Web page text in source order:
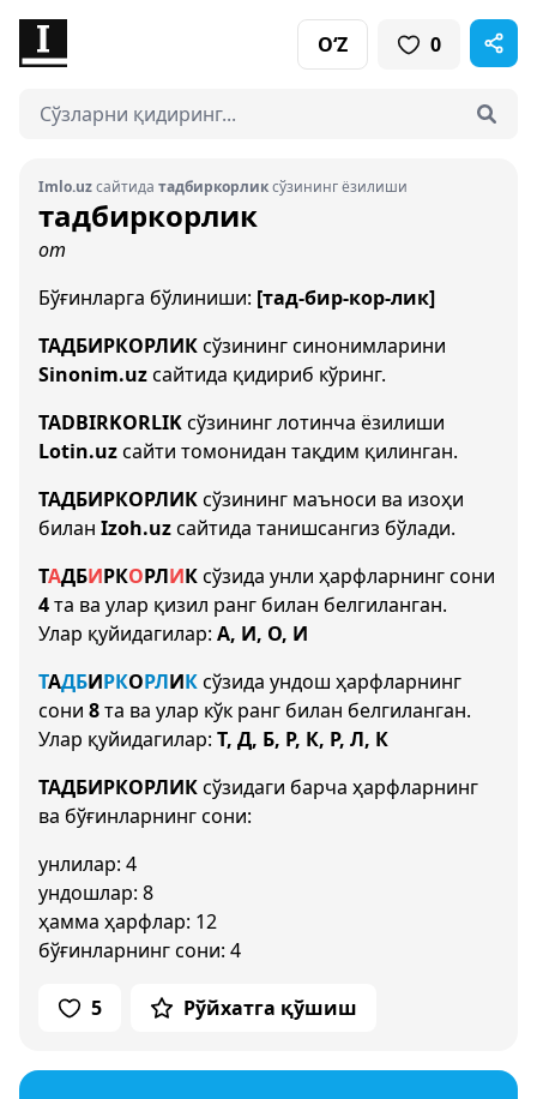
O‘Z 0
Imlo.uzсайтида тадбиркорликсўзининг ёзилиши
тадбиркорлик
от
Бўғинларга бўлиниши: [тад-бир-кор-лик]
ТАДБИРКОРЛИКсўзининг синонимларини
Sinonim.uzсайтида қидириб кўринг.
TADBIRKORLIKсўзининг лотинча ёзилиши
Lotin.uzсайти томонидан тақдим қилинган.
ТАДБИРКОРЛИКсўзининг маъноси ва изоҳи
билан Izoh.uzсайтида танишсангиз бўлади.
ТАДБИРКОРЛИКсўзида унли ҳарфларнинг сони
4та ва улар қизил ранг билан белгиланган.
Улар қуйидагилар: А, И, О, И
ТАДБИРКОРЛИКсўзида ундош ҳарфларнинг
сони 8та ва улар кўк ранг билан белгиланган.
Улар қуйидагилар: Т, Д, Б, Р, К, Р, Л, К
ТАДБИРКОРЛИКсўзидаги барча ҳарфларнинг
ва бўғинларнинг сони:
унлилар: 4
ундошлар: 8
ҳамма ҳарфлар: 12
бўғинларнинг сони: 4
5 Рўйхатга қўшиш